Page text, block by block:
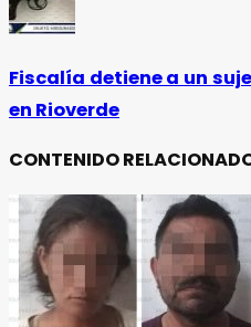
Fiscalía detiene a un
en Rioverde
CONTENIDO